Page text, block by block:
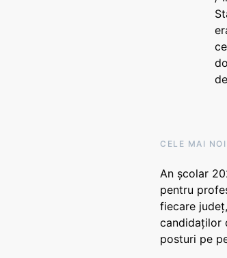
CELE MAI NOI
An școlar
pentru
fiecare
candidaților
posturi pe